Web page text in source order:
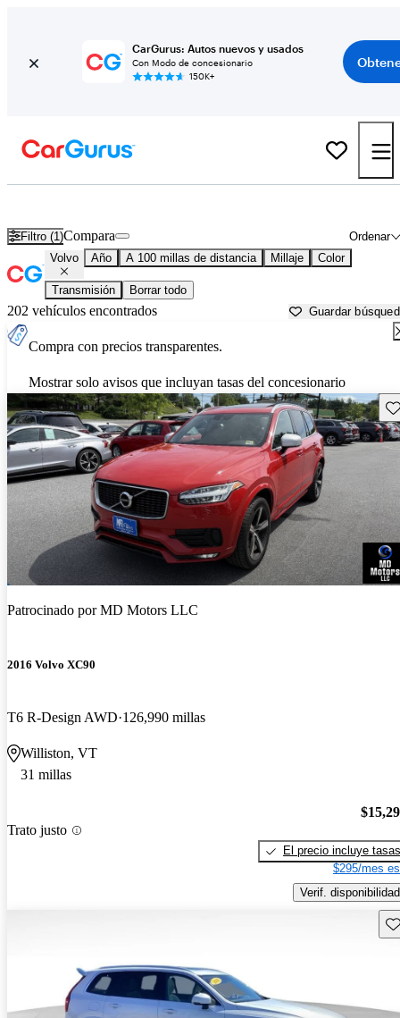
CarGurus: Autos nuevos y usados
Con Modo de concesionario
150K+
Filtro (1) Ordenar
Compara
Volvo Año A 100 millas de distancia Millaje Color
Transmisión Borrar todo
202 vehículos encontrados Guardar
Compra con precios transparentes.
Mostrar solo avisos que incluyan tasas del concesionario
Patrocinado porMD Motors LLC
2016 Volvo XC90
T6 R-Design AWD 126,990 millas
Williston, VT
31 millas
Trato justo
El precio incluye tasas
$295/mes
Verif. disponibilidad